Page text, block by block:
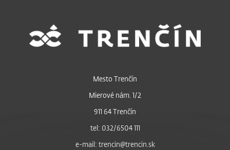
Mesto Trenčín
Mierové nám. 1/2
911 64 Trenčín
tel: 032/6504 111
e-mail: trencin@trencin.sk